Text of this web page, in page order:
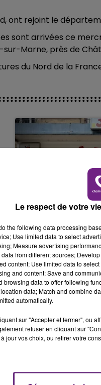
LE WEEK-
ont rejoint le
sont arrivées ce
sur-Marne, près de
du Nord de la
LE MAGASIN
C'était l'une des
rémois. Le
fermer ses portes.
Le respect de votre
the following data processing
Use limited data to select
Measure advertising
from different sources;
content; Use limited data to
and content; Save and
browsing data to offer following
data; Match and combine
automatically.
sur "Accepter et fermer", ou
refuser en cliquant sur
jour vos choix, ou retirer votre